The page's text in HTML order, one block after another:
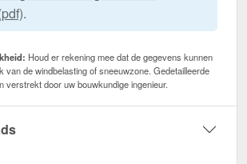
.
Houd er rekening mee dat de gegevens kunnen
van de windbelasting of sneeuwzone. Gedetailleerde
verstrekt door uw bouwkundige ingenieur.